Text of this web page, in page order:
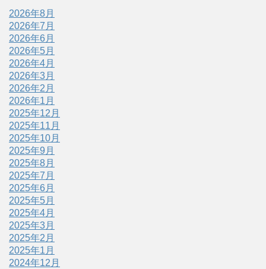
2026年8月
2026年7月
2026年6月
2026年5月
2026年4月
2026年3月
2026年2月
2026年1月
2025年12月
2025年11月
2025年10月
2025年9月
2025年8月
2025年7月
2025年6月
2025年5月
2025年4月
2025年3月
2025年2月
2025年1月
2024年12月